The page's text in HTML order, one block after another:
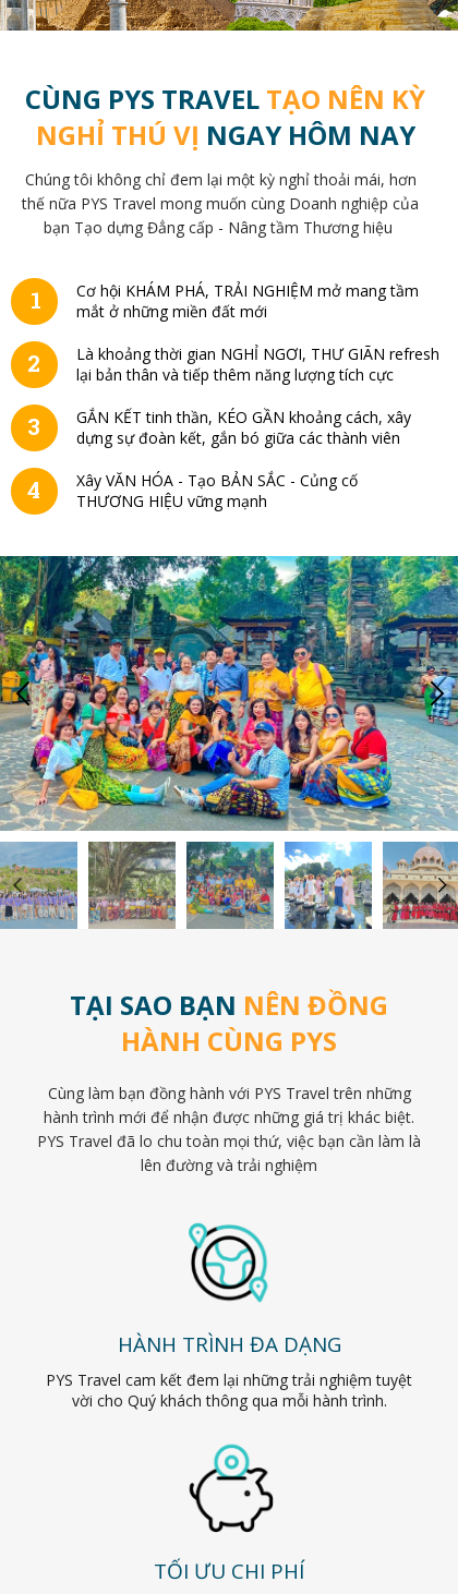
Là khoảng thời gian NGHỈ NGƠI, THƯ GIÃN refresh
lại bản thân và tiếp thêm năng lượng tích cực
2
GẮN KẾT tinh thần, KÉO GẦN khoảng cách, xây
dựng sự đoàn kết, gắn bó giữa các thành viên
3
Xây VĂN HÓA - Tạo BẢN SẮC - Củng cố
THƯƠNG HIỆU vững mạnh
4
CÙNG PYS TRAVEL TẠO NÊN KỲ
NGHỈ THÚ VỊ NGAY HÔM NAY
Chúng tôi không chỉ đem lại một kỳ nghỉ thoải mái, hơn
thế nữa PYS Travel mong muốn cùng Doanh nghiệp của
bạn Tạo dựng Đẳng cấp - Nâng tầm Thương hiệu
Cơ hội KHÁM PHÁ, TRẢI NGHIỆM mở mang tầm
mắt ở những miền đất mới
1
TẠI SAO BẠN NÊN ĐỒNG
HÀNH CÙNG PYS
TỐI ƯU CHI PHÍ
HÀNH TRÌNH ĐA DẠNG
PYS Travel cam kết đem lại những trải nghiệm tuyệt
vời cho Quý khách thông qua mỗi hành trình.
Cùng làm bạn đồng hành với PYS Travel trên những
hành trình mới để nhận được những giá trị khác biệt.
PYS Travel đã lo chu toàn mọi thứ, việc bạn cần làm là
lên đường và trải nghiệm